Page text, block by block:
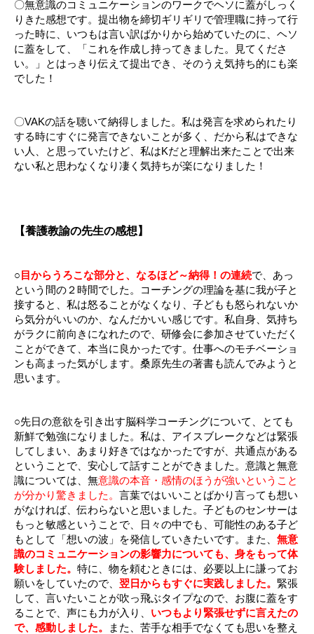
〇無意識のコミュニケーションのワークでヘソに蓋がしっく
りきた感想です。提出物を締切ギリギリで管理職に持って行
った時に、いつもは言い訳ばかりから始めていたのに、ヘソ
に蓋をして、「これを作成し持ってきました。見てくださ
い。」とはっきり伝えて提出でき、そのうえ気持ち的にも楽
でした！
〇VAKの話を聴いて納得しました。私は発言を求められたり
する時にすぐに発言できないことが多く、だから私はできな
い人、と思っていたけど、私はKだと理解出来たことで出来
ない私と思わなくなり凄く気持ちが楽になりました！
【養護教諭の先生の感想】
○ 目からうろこな部分と、なるほど～納得！の連続で、あっ
という間の２時間でした。コーチングの理論を基に我が子と
接すると、私は怒ることがなくなり、子どもも怒られないか
ら気分がいいのか、なんだかいい感じです。私自身、気持ち
がラクに前向きになれたので、研修会に参加させていただく
ことができて、本当に良かったです。仕事へのモチベーショ
ンも高まった気がします。桑原先生の著書も読んでみようと
思います。
○先日の意欲を引き出す脳科学コーチングについて、とても
新鮮で勉強になりました。私は、アイスブレークなどは緊張
してしまい、あまり好きではなかったですが、共通点がある
ということで、安心して話すことができました。意識と無意
識については、無意識の本音・感情のほうが強いということ
が分かり驚きました。 言葉ではいいことばかり言っても想い
がなければ、伝わらないと思いました。子どものセンサーは
もっと敏感ということで、日々の中でも、可能性のある子ど
もとして「想いの波」を発信していきたいです。また、 無意
識のコミュニケーションの影響力についても、身をもって体
験しました。 特に、物を頼むときには、必要以上に謙ってお
願いをしていたので、 翌日からもすぐに実践しました。 緊張
して、言いたいことが吹っ飛ぶタイプなので、お腹に蓋をす
ることで、声にも力が入り、 いつもより緊張せずに言えたの
で、感動しました。
また、苦手な相手でなくても思いを整え